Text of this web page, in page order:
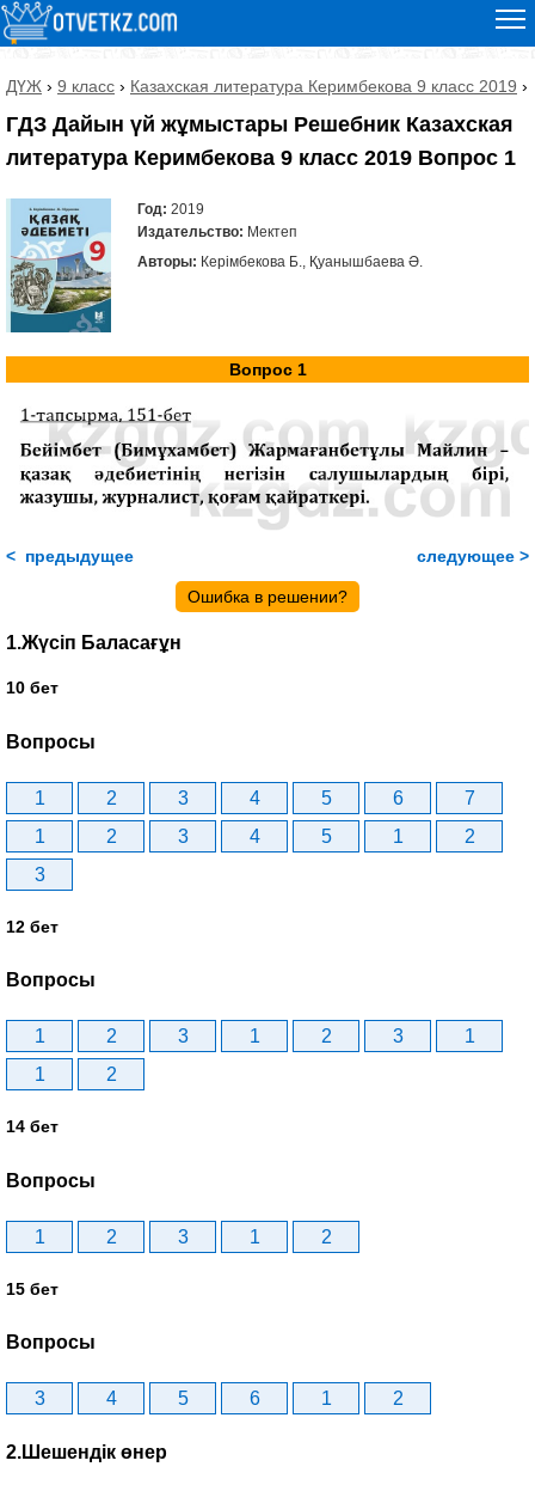
ДҮЖ › 9 класс › Казахская литература Керимбекова 9 класс 2019 ›
ГДЗ Дайын үй жұмыстары Решебник Казахская
литература Керимбекова 9 класс 2019 Вопрос 1
Год: 2019
Издательство: Мектеп
Авторы: Керімбекова Б., Қуанышбаева Ә.
Вопрос 1
< предыдущее следующее >
Ошибка в решении?
1.Жүсіп Баласағұн
10 бет
Вопросы
1 2 3 4 5 6
7
1
2 3 4 5 1
2
3
12 бет
Вопросы
1 2 3 1 2 3
1
1
2
14 бет
Вопросы
1 2 3 1 2
15 бет
Вопросы
3 4 5 6 1 2
2.Шешендік өнер